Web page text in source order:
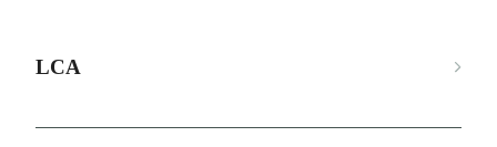
LCA